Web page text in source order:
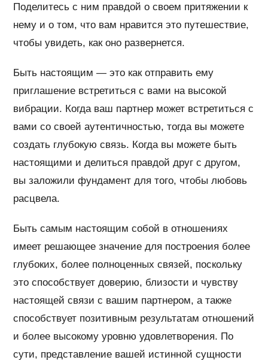
Поделитесь с ним правдой о своем притяжении к
нему и о том, что вам нравится это путешествие,
чтобы увидеть, как оно развернется.
Быть настоящим — это как отправить ему
приглашение встретиться с вами на высокой
вибрации. Когда ваш партнер может встретиться с
вами со своей аутентичностью, тогда вы можете
создать глубокую связь. Когда вы можете быть
настоящими и делиться правдой друг с другом,
вы заложили фундамент для того, чтобы любовь
расцвела.
Быть самым настоящим собой в отношениях
имеет решающее значение для построения более
глубоких, более полноценных связей, поскольку
это способствует доверию, близости и чувству
настоящей связи с вашим партнером, а также
способствует позитивным результатам отношений
и более высокому уровню удовлетворения. По
сути, представление вашей истинной сущности